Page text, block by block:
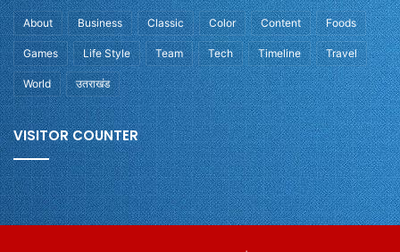
About Business Classic Color Content Foods
Games Life Style Team Tech Timeline Travel
World उतराखंड
VISITOR COUNTER